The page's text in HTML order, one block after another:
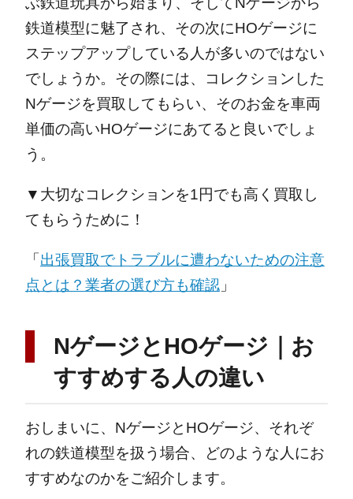
鉄道模型に魅了され、その次にHOゲージに
ステップアップしている人が多いのではない
でしょうか。その際には、コレクションした
Nゲージを買取してもらい、そのお金を車両
単価の高いHOゲージにあてると良いでしょ
う。
▼大切なコレクションを1円でも高く買取し
てもらうために！
「 出張買取でトラブルに遭わないための注意
点とは？業者の選び方も確認」
NゲージとHOゲージ｜お
すすめする人の違い
おしまいに、NゲージとHOゲージ、それぞ
れの鉄道模型を扱う場合、どのような人にお
すすめなのかをご紹介します。